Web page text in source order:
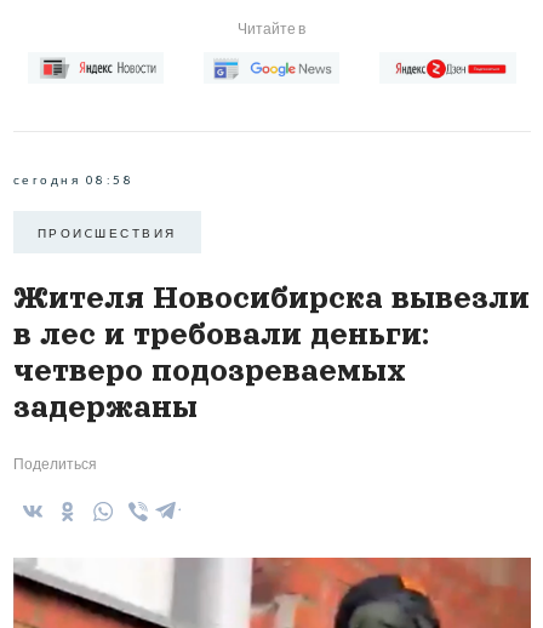
Читайте в
сегодня 08:58
ПРОИCШЕСТВИЯ
Жителя Новосибирска вывезли
в лес и требовали деньги:
четверо подозреваемых
задержаны
Поделиться